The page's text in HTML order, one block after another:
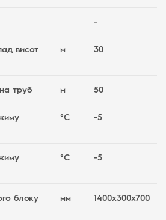
-
висот
м 30
труб м 50
°C -5
°C -5
блоку
мм 1400x300x700